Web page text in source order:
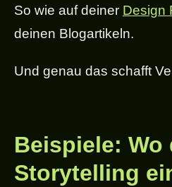
So wie auf deiner Design
deinen Blogartikeln.
Und genau das schafft
Beispiele: Wo
Storytelling